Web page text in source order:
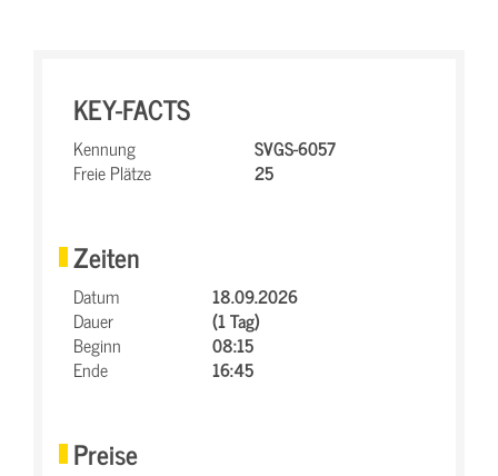
KEY-FACTS
Kennung
SVGS-6057
Freie Plätze
25
Zeiten
Datum
18.09.2026
Dauer
(1 Tag)
Beginn
08:15
Ende
16:45
Preise